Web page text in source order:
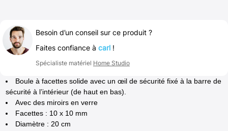
Besoin d’un conseil sur ce produit ?
Faites confiance à carl !
Spécialiste matériel Home Studio
Boule à facettes solide avec un œil de sécurité fixé à la barre de
sécurité à l’intérieur (de haut en bas).
Avec des miroirs en verre
Facettes : 10 x 10 mm
Diamètre : 20 cm